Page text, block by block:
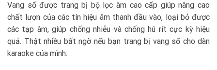
Vang số được trang bị bộ lọc âm cao cấp giúp nâng cao
chất lượn của các tín hiệu âm thanh đầu vào, loại bỏ được
các tạp âm, giúp chống nhiễu và chống hú rít cực kỳ hiệu
quả. Thật nhiều bất ngờ nếu bạn trang bị vang số cho dàn
karaoke của mình.